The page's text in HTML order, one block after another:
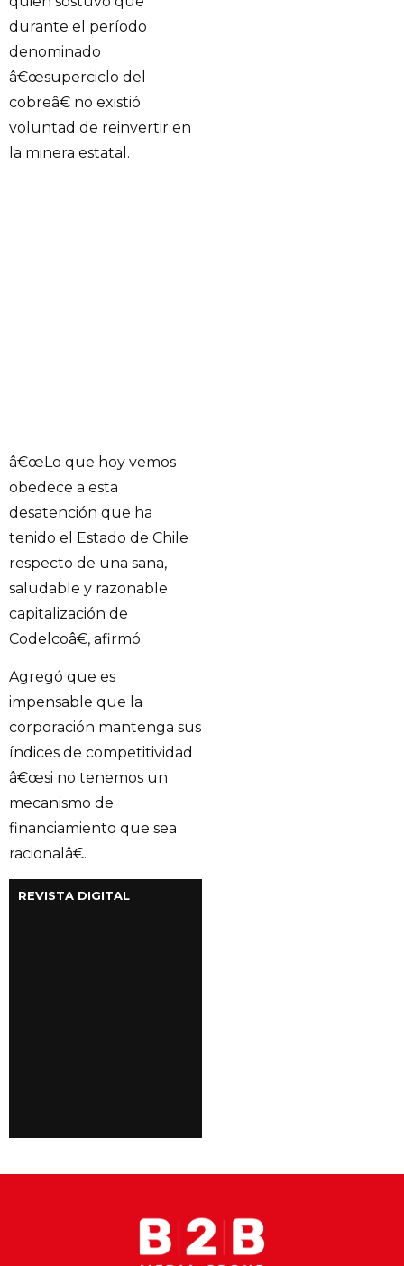
durante el período
denominado
â€œsuperciclo del
cobreâ€ no existió
voluntad de reinvertir en
la minera estatal.
â€œLo que hoy vemos
obedece a esta
desatención que ha
tenido el Estado de Chile
respecto de una sana,
saludable y razonable
capitalización de
Codelcoâ€, afirmó.
Agregó que es
impensable que la
corporación mantenga sus
índices de competitividad
â€œsi no tenemos un
mecanismo de
financiamiento que sea
racionalâ€.
REVISTA DIGITAL